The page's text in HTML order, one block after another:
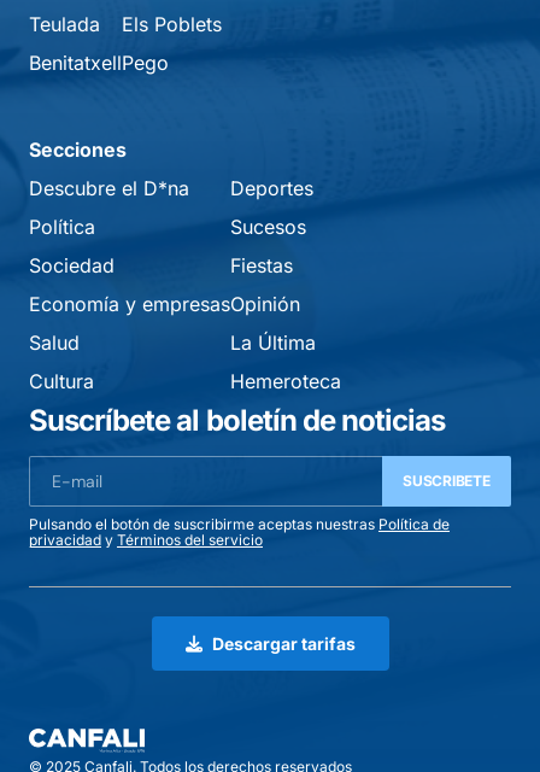
Teulada
Benitatxell
Els Poblets
Pego
Secciones
Descubre el D*na
Política
Sociedad
Economía y empresas
Salud
Cultura
Deportes
Sucesos
Fiestas
Opinión
La Última
Hemeroteca
Suscríbete al boletín de noticias
SUSCRIBETE
Pulsando el botón de suscribirme aceptas nuestras Política de
privacidad y Términos del servicio
Descargar tarifas
© 2025 Canfali. Todos los derechos reservados